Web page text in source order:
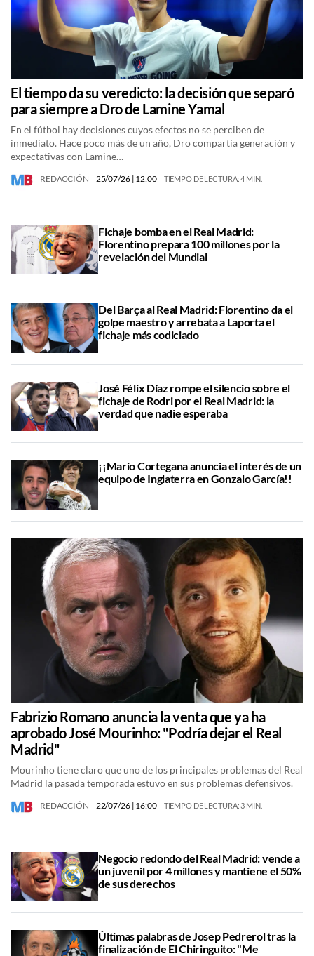
El tiempo da su veredicto: la decisión que separó
para siempre a Dro de Lamine Yamal
En el fútbol hay decisiones cuyos efectos no se perciben de
inmediato. Hace poco más de un año, Dro compartía generación y
expectativas con Lamine…
REDACCIÓN 25/07/26| 12:00 TIEMPO DE LECTURA: 4 MIN.
Fichaje bomba en el Real Madrid:
Florentino prepara 100 millones por la
revelación del Mundial
Del Barça al Real Madrid: Florentino da el
golpe maestro y arrebata a Laporta el
fichaje más codiciado
José Félix Díaz rompe el silencio sobre el
fichaje de Rodri por el Real Madrid: la
verdad que nadie esperaba
¡¡Mario Cortegana anuncia el interés de un
equipo de Inglaterra en Gonzalo García!!
Fabrizio Romano anuncia la venta que ya ha
aprobado José Mourinho: "Podría dejar el Real
Madrid"
Mourinho tiene claro que uno de los principales problemas del Real
Madrid la pasada temporada estuvo en sus problemas defensivos.
REDACCIÓN 22/07/26| 16:00 TIEMPO DE LECTURA: 3 MIN.
Negocio redondo del Real Madrid: vende a
un juvenil por 4 millones y mantiene el 50%
de sus derechos
Últimas palabras de Josep Pedrerol tras la
finalización de El Chiringuito: "Me